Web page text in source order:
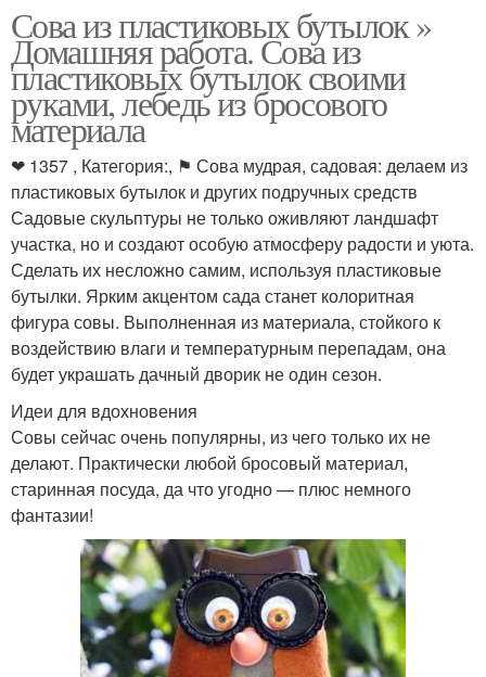
Сова из пластиковых бутылок »
Домашняя работа. Сова из
пластиковых бутылок своими
руками, лебедь из бросового
материала
❤ 1357 , Категория:, ⚑ Сова мудрая, садовая: делаем из
пластиковых бутылок и других подручных средств
Садовые скульптуры не только оживляют ландшафт
участка, но и создают особую атмосферу радости и уюта.
Сделать их несложно самим, используя пластиковые
бутылки. Ярким акцентом сада станет колоритная
фигура совы. Выполненная из материала, стойкого к
воздействию влаги и температурным перепадам, она
будет украшать дачный дворик не один сезон.
Идеи для вдохновения
Совы сейчас очень популярны, из чего только их не
делают. Практически любой бросовый материал,
старинная посуда, да что угодно — плюс немного
фантазии!